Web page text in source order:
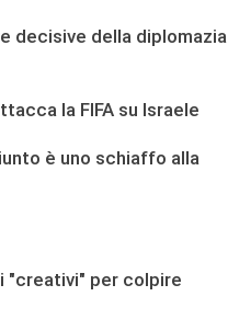
decisive della diplomazia
la FIFA su Israele
è uno schiaffo alla
"creativi" per colpire